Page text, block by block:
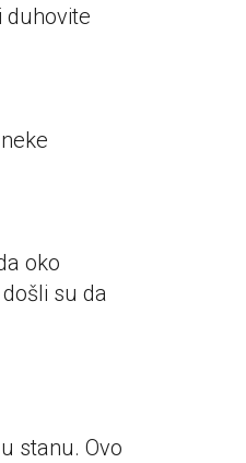
duhovite
oko
došli su da
stanu. Ovo